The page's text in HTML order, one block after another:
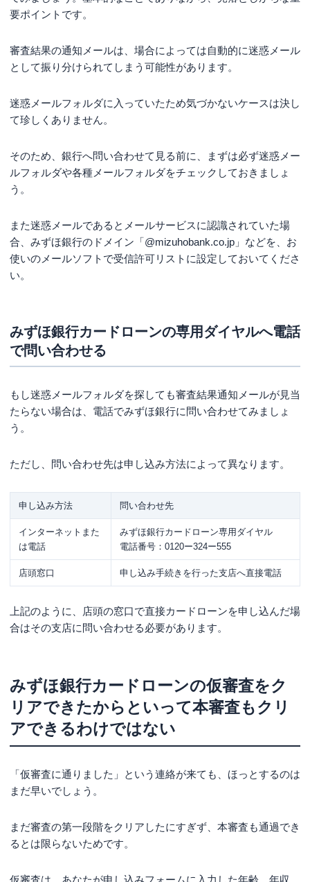
要ポイントです。
審査結果の通知メールは、場合によっては自動的に迷惑メール
として振り分けられてしまう可能性があります。
迷惑メールフォルダに入っていたため気づかないケースは決し
て珍しくありません。
そのため、銀行へ問い合わせて見る前に、まずは必ず迷惑メー
ルフォルダや各種メールフォルダをチェックしておきましょ
う。
また迷惑メールであるとメールサービスに認識されていた場
合、みずほ銀行のドメイン「@mizuhobank.co.jp」などを、お
使いのメールソフトで受信許可リストに設定しておいてくださ
い。
みずほ銀行カードローンの専用ダイヤルへ電話
で問い合わせる
もし迷惑メールフォルダを探しても審査結果通知メールが見当
たらない場合は、電話でみずほ銀行に問い合わせてみましょ
う。
ただし、問い合わせ先は申し込み方法によって異なります。
申し込み方法 問い合わせ先
インターネットまた
は電話
みずほ銀行カードローン専用ダイヤル
電話番号：0120ー324ー555
店頭窓口 申し込み手続きを行った支店へ直接電話
上記のように、店頭の窓口で直接カードローンを申し込んだ場
合はその支店に問い合わせる必要があります。
みずほ銀行カードローンの仮審査をク
リアできたからといって本審査もクリ
アできるわけではない
「仮審査に通りました」という連絡が来ても、ほっとするのは
まだ早いでしょう。
まだ審査の第一段階をクリアしたにすぎず、本審査も通過でき
るとは限らないためです。
仮審査は、あなたが申し込みフォームに入力した年齢、年収、